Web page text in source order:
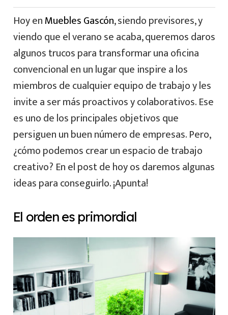
Hoy enMuebles Gascón, siendo previsores, y
viendo que el verano se acaba, queremos daros
algunos trucos para transformar una oficina
convencional en un lugar que inspire a los
miembros de cualquier equipo de trabajo y les
invite a ser más proactivos y colaborativos. Ese
es uno de los principales objetivos que
persiguen un buen número de empresas. Pero,
¿cómo podemos crear un espacio de trabajo
creativo? En el post de hoy os daremos algunas
ideas para conseguirlo. ¡Apunta!
El orden es primordial